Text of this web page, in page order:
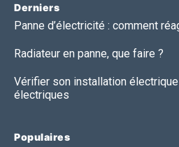
Derniers
Panne d’électricité : comment
Radiateur en panne, que faire ?
Vérifier son installation
électriques
Populaires